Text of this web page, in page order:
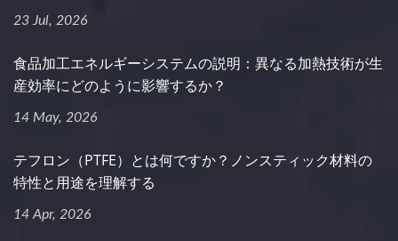
23 Jul, 2026
食品加工エネルギーシステムの説明：異なる加熱技術が生
産効率にどのように影響するか？
14 May, 2026
テフロン（PTFE）とは何ですか？ノンスティック材料の
特性と用途を理解する
14 Apr, 2026